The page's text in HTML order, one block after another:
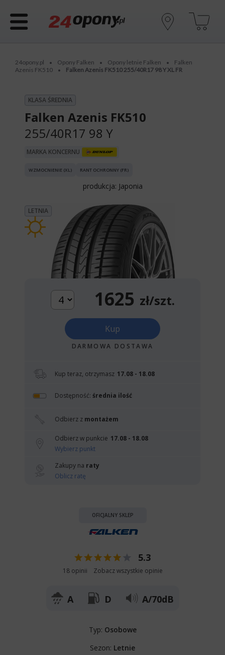
24opony.pl • Opony Falken • Opony letnie Falken •
Falken
Azenis FK510
• Falken Azenis FK510 255/40R17 98 Y XL FR
KLASA ŚREDNIA
Falken Azenis FK510
255/40R17 98 Y
MARKA KONCERNU
WZMOCNIENIE (XL) RANT OCHRONNY (FR)
produkcja: Japonia
LETNIA
1625 zł/szt.
Kup
DARMOWA DOSTAWA
Kup teraz, otrzymasz 17.08 - 18.08
Dostępność: średnia ilość
Odbierz z montażem
Odbierz w punkcie 17.08 - 18.08
Wybierz punkt
Zakupy na raty
Oblicz ratę
OFICJALNY SKLEP
5.3
18 opinii Zobacz wszystkie opinie
A D A/70dB
Typ: Osobowe
Sezon: Letnie